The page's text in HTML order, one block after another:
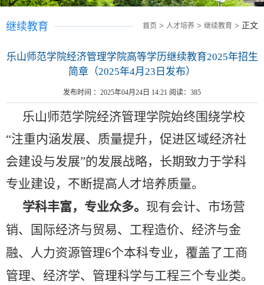
首页 > 人才培养 > 继续教育 > 正文
继续教育
乐山师范学院经济管理学院高等学历继续教育2025年招生
简章（2025年4月23日发布）
发布时间 ：2025年04月24日 14:21 阅读： 385
乐山师范学院经济管理学院始终围绕学校
“注重内涵发展、质量提升，促进区域经济社
会建设与发展”的发展战略，长期致力于学科
专业建设，不断提高人才培养质量。
学科丰富，专业众多。 现有会计、市场营
销、国际经济与贸易、工程造价、经济与金
融、人力资源管理6个本科专业，覆盖了工商
管理、经济学、管理科学与工程三个专业类。